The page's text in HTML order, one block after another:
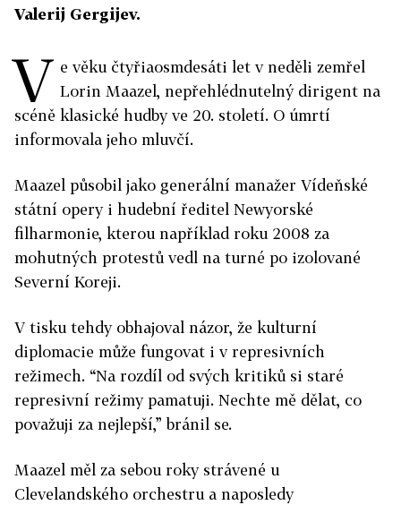
Valerij Gergijev.
V e věku čtyřiaosmdesáti let v neděli zemřel
Lorin Maazel, nepřehlédnutelný dirigent na
scéně klasické hudby ve 20. století. O úmrtí
informovala jeho mluvčí.
Maazel působil jako generální manažer Vídeňské
státní opery i hudební ředitel Newyorské
filharmonie, kterou například roku 2008 za
mohutných protestů vedl na turné po izolované
Severní Koreji.
V tisku tehdy obhajoval názor, že kulturní
diplomacie může fungovat i v represivních
režimech. “Na rozdíl od svých kritiků si staré
represivní režimy pamatuji. Nechte mě dělat, co
považuji za nejlepší,” bránil se.
Maazel měl za sebou roky strávené u
Clevelandského orchestru a naposledy